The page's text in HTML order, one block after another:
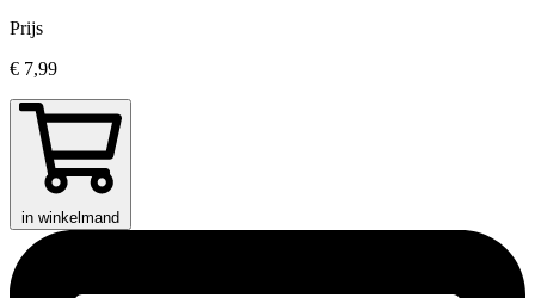
Prijs
€ 7,99
in winkelmand